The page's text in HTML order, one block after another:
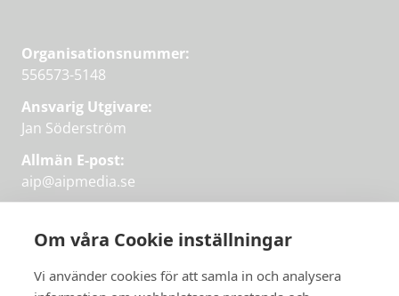
Om våra Cookie inställningar
Vi använder cookies för att samla in och analysera
Organisationsnummer:
556573-5148
Ansvarig Utgivare:
Jan Söderström
Allmän E-post:
aip@aipmedia.se
aip@flowyinfo.seeller 08-1210 60 40.
Instagram
LinkedIn
Twitter
Facebook